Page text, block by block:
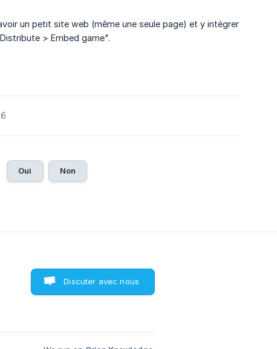
un petit site web (même une seule page) et y intégrer
> Embed game".
Oui Non
Discuter avec nous